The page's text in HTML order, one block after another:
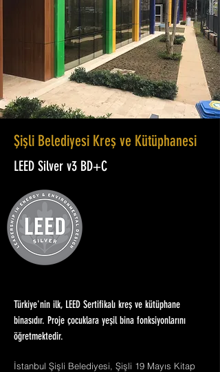
Şişli Belediyesi Kreş ve Kütüphanesi
LEED Silver v3 BD+C
Türkiye'nin ilk, LEED Sertifikalı kreş ve kütüphane
binasıdır. Proje çocuklara yeşil bina fonksiyonlarını
öğretmektedir.
İstanbul Şişli Belediyesi, Şişli 19 Mayıs Kitap